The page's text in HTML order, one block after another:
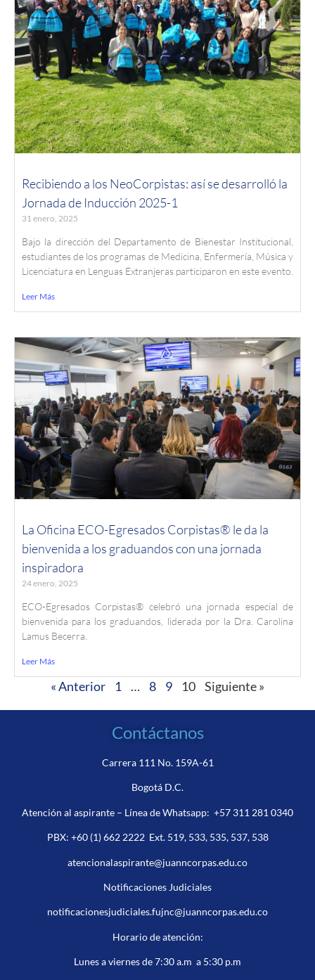
Recibiendo a los NeoCorpistas: así se desarrolló la
Jornada de Inducción 2025-1
31 enero, 2025
Bajo la dirección del Departamento de Bienestar Institucional,
estudiantes de los programas de Medicina, Enfermería, Música y
Licenciatura en Lenguas Extranjeras participaron en este evento.
Leer Más
La Oficina ECO-Egresados Corpistas® le da la
bienvenida a los graduandos con una jornada
inspiradora
24 enero, 2025
ECO-Egresados Corpistas® celebró una jornada especial de
bienvenida para los graduandos, liderada por la Dra. Carolina
Lamus Becerra.
Leer Más
« Anterior 1 … 8 9 10 Siguiente »
Contáctanos
Carrera 111 No. 159A-61
Bogotá D.C.
Atención al aspirante – Línea de Whatsapp: +57 311 281 0340
PBX: +60 (1) 662 2222Ext. 519, 533, 535, 537, 538
atencionalaspirante@juanncorpas.edu.co
Notificaciones Judiciales
notificacionesjudiciales.fujnc@juanncorpas.edu.co
Horario de atención:
Lunes a viernes de 7:30 a.m a 5:30 p.m